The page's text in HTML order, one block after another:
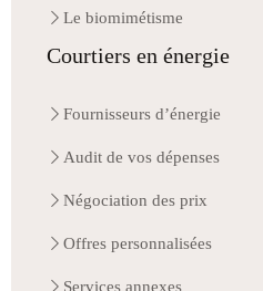
Le biomimétisme
Courtiers en énergie
Fournisseurs d’énergie
Audit de vos dépenses
Négociation des prix
Offres personnalisées
Services annexes